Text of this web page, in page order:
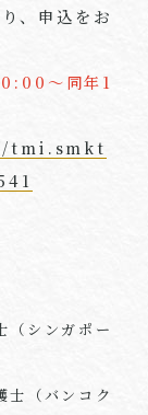
、申込をお
～同年1
tmi.smkt
シンガポー
（バンコク